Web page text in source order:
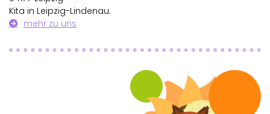
Kita in Leipzig-Lindenau.
mehr zu uns